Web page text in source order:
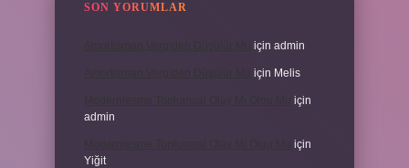
SON YORUMLAR
için admin
için Melis
için
admin
için
Yiğit